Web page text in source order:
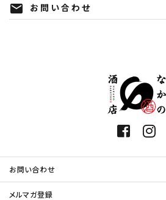
mail お問い合わせ
お問い合わせ
メルマガ登録